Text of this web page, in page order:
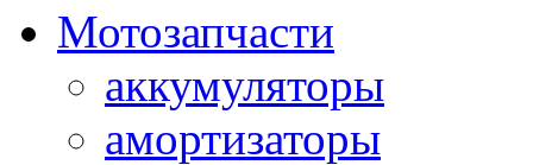
Мотозапчасти
аккумуляторы
амортизаторы